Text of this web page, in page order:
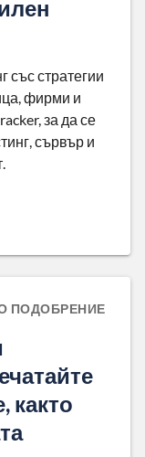
със стратегии
фирми и
за да се
сървър и
ПОДОБРЕНИЕ
както